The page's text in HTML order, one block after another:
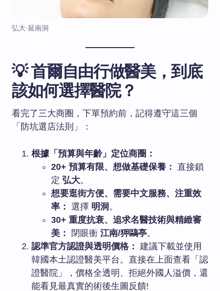
弘大·延南洞
💡 首爾自由行做醫美，到底
該如何選擇醫院？
看完了三大商圈，下單預約前，記得遵守這三個
「防坑選店法則」：
根據「預算與年齡」定位商圈：
20+ 預算有限、想做基礎保養：
直接鎖
定 弘大。
想要逛街方便、需要中文服務、注重效
率： 選擇 明洞 。
30+ 重度抗衰、追求名醫技術與精緻審
美：
閉眼衝 江南/狎鷗亭。
認準官方認證與透明價格： 建議下載並使用
韓國本土認證醫美平台。直接在上面查看「認
證醫院」，價格全透明、拒絕外國人溢價，還
能看見最真實的術後生圖反饋!